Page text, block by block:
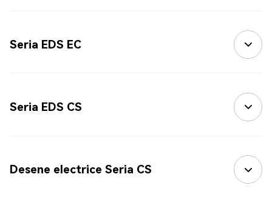
Seria EDS EC
Seria EDS CS
Desene electrice Seria CS